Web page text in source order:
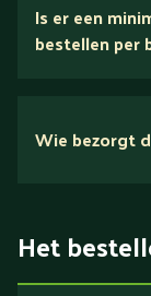
Is er een
bestellen per
Wie bezorgt
Het